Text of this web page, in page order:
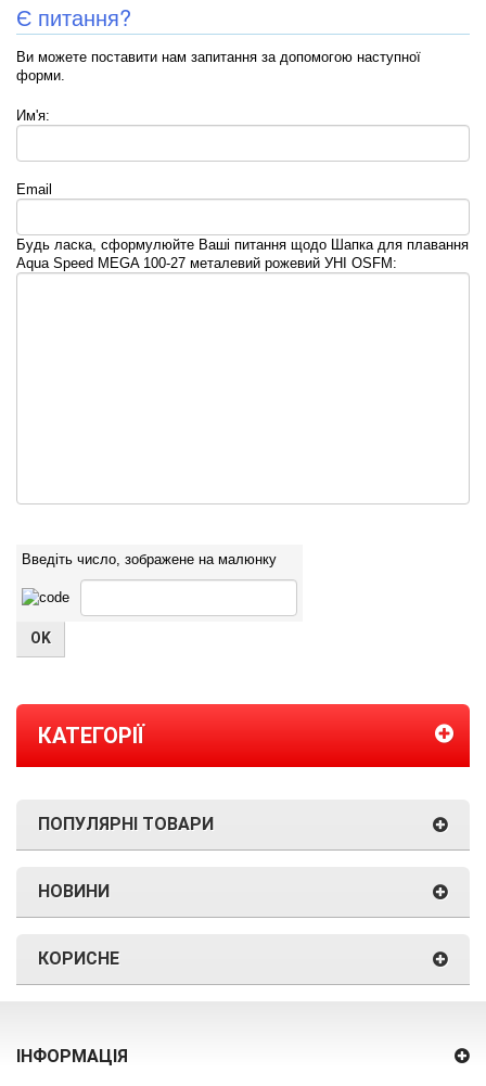
Є питання?
Ви можете поставити нам запитання за допомогою наступної
форми.
Им'я:
Email
Будь ласка, сформулюйте Ваші питання щодо Шапка для плавання
Aqua Speed MEGA 100-27 металевий рожевий УНІ OSFM:
Введіть число, зображене на малюнку
КАТЕГОРІЇ
ПОПУЛЯРНІ ТОВАРИ
НОВИНИ
КОРИСНЕ
ІНФОРМАЦІЯ